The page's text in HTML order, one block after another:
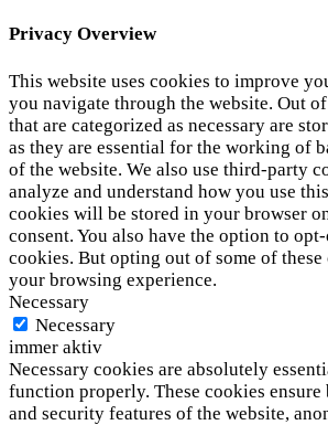
Privacy Overview
This website uses cookies to improve
you navigate through the website. Out
that are categorized as necessary are
as they are essential for the working of
of the website. We also use third-party
analyze and understand how you use
cookies will be stored in your browser
consent. You also have the option to
cookies. But opting out of some of
your browsing experience.
Necessary
Necessary
immer aktiv
Necessary cookies are absolutely
function properly. These cookies
and security features of the website,